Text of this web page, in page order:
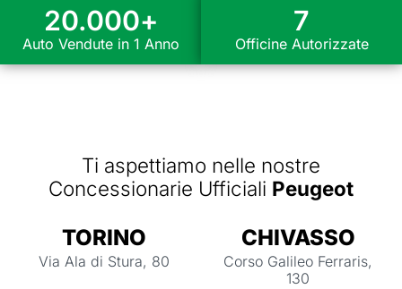
Auto Vendute in 1 Anno
20.000+
Officine Autorizzate
7
Ti aspettiamo nelle nostre
Concessionarie Ufficiali Peugeot
TORINO
Via Ala di Stura, 80
CHIVASSO
Corso Galileo Ferraris,
130